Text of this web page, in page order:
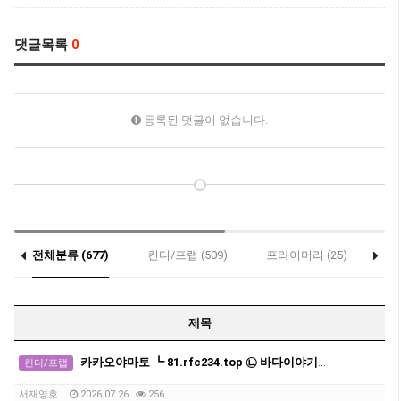
댓글목록 0
등록된 댓글이 없습니다.
전체분류 (677) 킨디/프랩 (509) 프라이머리 (25)
제목
킨디/프랩 카카오야마토 ┗ 81.rfc234.top ㉡ 바다이야기게임기
서재영호 2026.07.26 256